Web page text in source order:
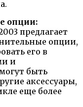
опции:
предлагает
опции,
его в
и
быть
аксессуары,
еще более